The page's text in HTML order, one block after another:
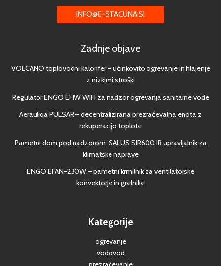
INFO@E-STACUNA.SI
Zadnje objave
VOLCANO toplovodni kalorifer – učinkovito ogrevanje in hlajenje
z nizkimi stroški
Regulator ENGO EHW WIFI za nadzor ogrevanja sanitarne vode
Aerauliqa PULSAR – decentralizirana prezračevalna enota z
rekuperacijo toplote
Pametni dom pod nadzorom: SALUS SIR600 IR upravljalnik za
klimatske naprave
ENGO EFAN-230W – pametni krmilnik za ventilatorske
konvektorje in grelnike
Kategorije
ogrevanje
vodovod
prezračevanje